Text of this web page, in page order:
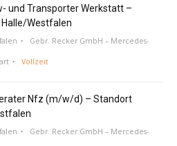
und Transporter Werkstatt –
Westfalen
Gebr. Recker GmbH – Mercedes-
Vollzeit
Nfz (m/w/d) – Standort
Gebr. Recker GmbH – Mercedes-